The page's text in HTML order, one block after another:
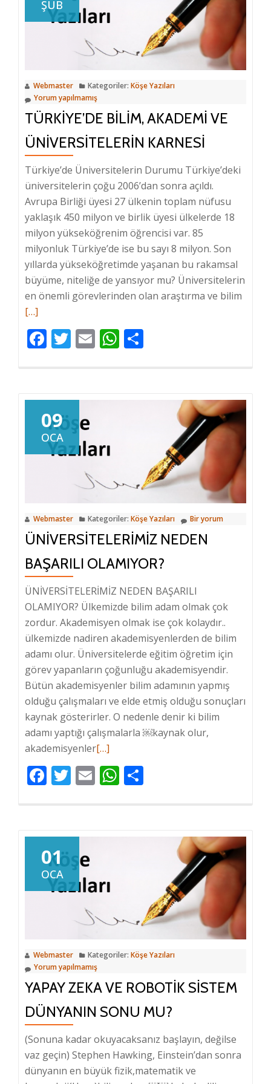
ŞUB
Webmaster Kategoriler: Köşe Yazıları
Yorum yapılmamış
TÜRKIYE’DE BILIM, AKADEMI VE
ÜNIVERSITELERIN KARNESI
Türkiye’de Üniversitelerin Durumu Türkiye’deki
üniversitelerin çoğu 2006’dan sonra açıldı.
Avrupa Birliği üyesi 27 ülkenin toplam nüfusu
yaklaşık 450 milyon ve birlik üyesi ülkelerde 18
milyon yükseköğrenim öğrencisi var. 85
milyonluk Türkiye’de ise bu sayı 8 milyon. Son
yıllarda yükseköğretimde yaşanan bu rakamsal
büyüme, niteliğe de yansıyor mu? Üniversitelerin
en önemli görevlerinden olan araştırma ve bilim
ve
[…]
FacebookTwitterEmail WhatsApp
09
OCA
Webmaster Kategoriler: Köşe Yazıları Bir yorum
ÜNIVERSITELERIMIZ NEDEN
BAŞARILI OLAMIYOR?
ÜNİVERSİTELERİMİZ NEDEN BAŞARILI
OLAMIYOR? Ülkemizde bilim adam olmak çok
zordur. Akademisyen olmak ise çok kolaydır..
ülkemizde nadiren akademisyenlerden de bilim
adamı olur. Üniversitelerde eğitim öğretim için
görev yapanların çoğunluğu akademisyendir.
Bütün akademisyenler bilim adamının yapmış
olduğu çalışmaları ve elde etmiş olduğu sonuçları
kaynak gösterirler. O nedenle denir ki bilim
adamı yaptığı çalışmalarla ￼kaynak olur,
akademisyenlerHakkında
daha
fazlasını
[…]
FacebookTwitterEmail WhatsApp
01
OCA
Webmaster Kategoriler: Köşe Yazıları
Yorum yapılmamış
YAPAY ZEKA VE ROBOTIK SISTEM
DÜNYANIN SONU MU?
(Sonuna kadar okuyacaksanız başlayın, değilse
vaz geçin) Stephen Hawking, Einstein’dan sonra
dünyanın en büyük fizik,matematik ve